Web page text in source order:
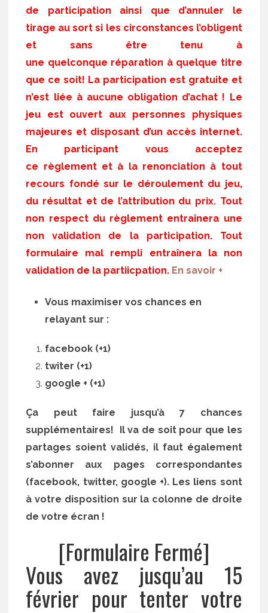
de participation ainsi que d’annuler le
tirage au sort si les circonstances l’obligent
et sans être tenu à
une quelconque réparation à quelque titre
que ce soit! La participation est gratuite et
n’est liée à aucune obligation d’achat ! Le
jeu est ouvert aux personnes physiques
majeures et disposant d’un accès internet.
En participant vous acceptez
ce règlement et à la renonciation à tout
recours fondé sur le déroulement du jeu,
du résultat et de l’attribution du prix. Tout
non respect du règlement entraînera une
non validation de la participation. Tout
formulaire mal rempli entraînera la non
validation de la partiicpation. En savoir +
Vous maximiser vos chances en
relayant sur :
facebook (+1)
twiter (+1)
google + (+1)
Ça peut faire jusqu’à 7 chances
supplémentaires! Il va de soit pour que les
partages soient validés, il faut également
s’abonner aux pages correspondantes
(facebook, twitter, google +). Les liens sont
à votre disposition sur la colonne de droite
de votre écran !
[Formulaire Fermé]
Vous avez jusqu’au 15
février pour tenter votre